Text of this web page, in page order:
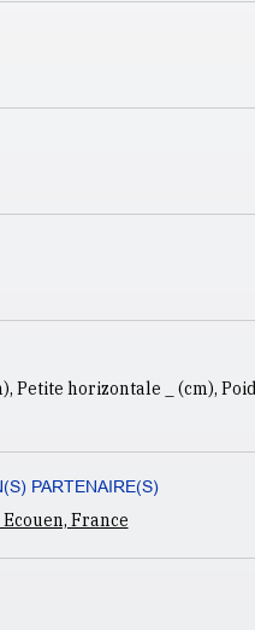
Petite horizontale _ (cm),
PARTENAIRE(S)
France